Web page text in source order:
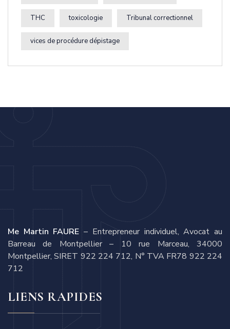
THC toxicologie Tribunal correctionnel
vices de procédure dépistage
Me Martin FAURE – Entrepreneur individuel, Avocat au
Barreau de Montpellier – 10 rue Marceau, 34000
Montpellier, SIRET 922 224 712, N° TVA FR78 922 224
712
LIENS RAPIDES